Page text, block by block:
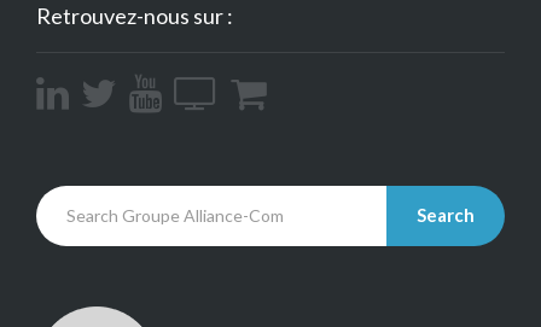
Retrouvez-nous sur :
Search